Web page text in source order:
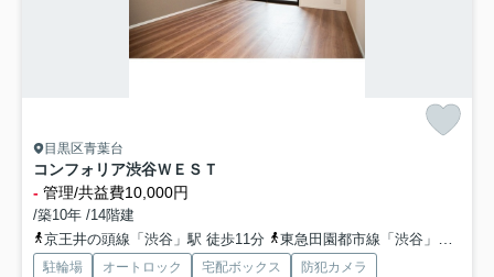
目黒区青葉台
コンフォリア渋谷ＷＥＳＴ
- 管理/共益費10,000円
/築10年 /14階建
京王井の頭線「渋谷」駅 徒歩11分
東急田園都市線「渋谷」駅 徒歩11分
駐輪場 オートロック 宅配ボックス 防犯カメラ